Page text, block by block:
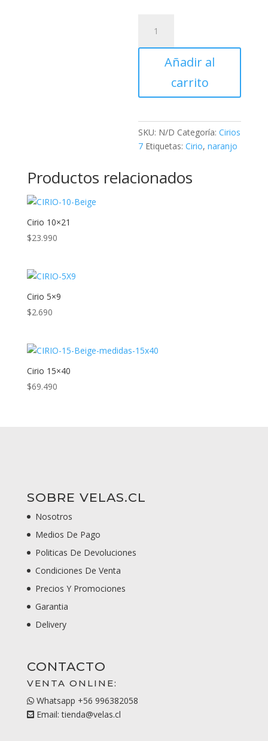
7x18
cantidad
Añadir al
carrito
SKU: N/D Categoría:Cirios
7 Etiquetas:Cirio,naranjo
Productos relacionados
Cirio 10×21
$23.990
Cirio 5×9
$2.690
Cirio 15×40
$69.490
SOBRE VELAS.CL
Nosotros
Medios De Pago
Politicas De Devoluciones
Condiciones De Venta
Precios Y Promociones
Garantia
Delivery
CONTACTO
VENTA ONLINE:
Whatsapp +56 996382058
Email: tienda@velas.cl